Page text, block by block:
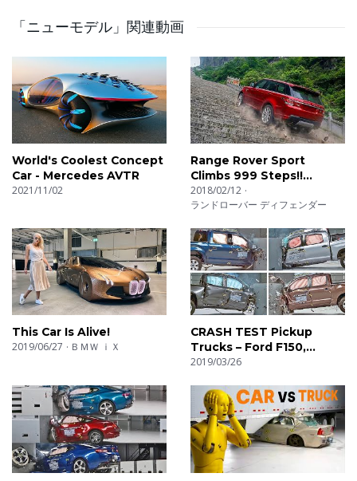
https://www.tiktok.com/@supercarblondie
https://www.supercarblondie.com
https://www.snapchat.com/discover/Supercar_Blondie/
「ニューモデル」関連動画
World's Coolest Concept
Car - Mercedes AVTR
2021/11/02
Range Rover Sport
Climbs 999 Steps!!
Dragon Challenge
2018/02/12
ランドローバー ディフェンダー
This Car Is Alive!
2019/06/27 ＢＭＷ ｉＸ
CRASH TEST Pickup
Trucks – Ford F150,
Toyota Tundra, RAM
2019/03/26